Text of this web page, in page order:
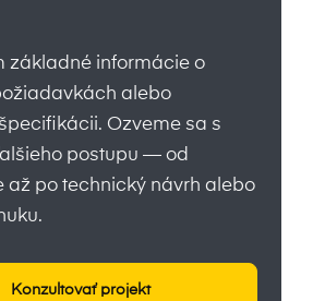
základné informácie o
alebo
Ozveme sa s
postupu — od
až po technický návrh alebo
Konzultovať projekt